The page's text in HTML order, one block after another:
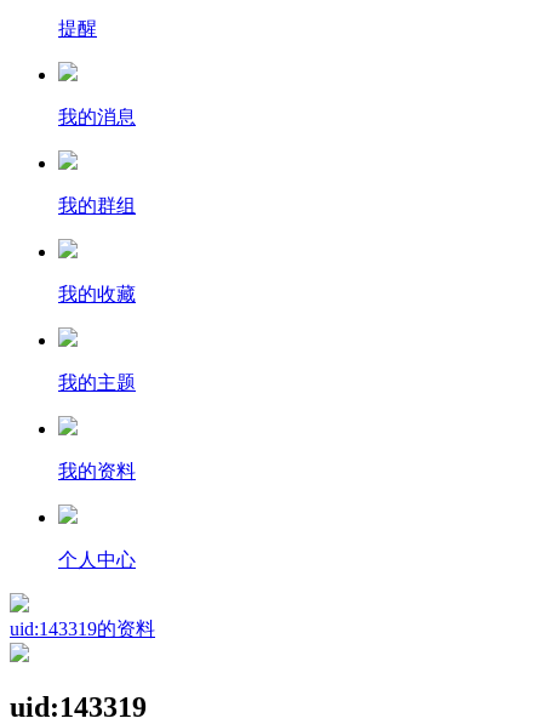
提醒
我的消息
我的群组
我的收藏
我的主题
我的资料
个人中心
uid:143319的资料
uid:143319